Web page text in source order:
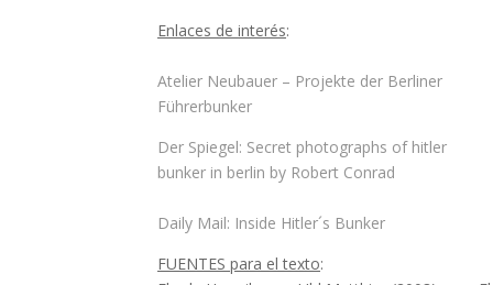
Enlaces deinterés:
Atelier Neubauer – Projekte der Berliner
Führerbunker
Der Spiegel: Secret photographs of hitler
bunker in berlin by Robert Conrad
Daily Mail: Inside Hitler´s Bunker
FUENTES para el texto: